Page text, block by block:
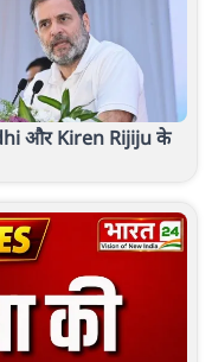
और Kiren Rijiju के